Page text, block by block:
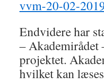
vvm-20-02-
Endvidere har
– Akademirådet
projektet.
hvilket kan